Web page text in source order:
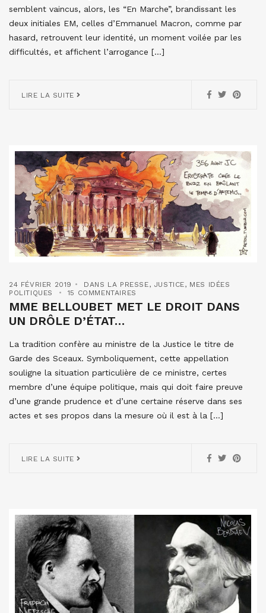
semblent vaincus, alors, les “En Marche”, brandissant les
deux initiales EM, celles d’Emmanuel Macron, comme par
hasard, retrouvent leur identité, un moment voilée par les
difficultés, et affichent l’arrogance […]
LIRE LA SUITE
24 FÉVRIER 2019 DANS LA PRESSE, JUSTICE, MES IDÉES
POLITIQUES
15 COMMENTAIRES
MME BELLOUBET MET LE DROIT DANS
UN DRÔLE D’ÉTAT…
La tradition confère au ministre de la Justice le titre de
Garde des Sceaux. Symboliquement, cette appellation
souligne la situation particulière de ce ministre, certes
membre d’une équipe politique, mais qui doit faire preuve
d’une grande prudence et d’une certaine réserve dans ses
actes et ses propos dans la mesure où il est à la […]
LIRE LA SUITE